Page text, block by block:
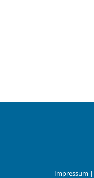
Impressum |